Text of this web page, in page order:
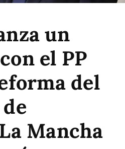
un
el PP
del
Mancha